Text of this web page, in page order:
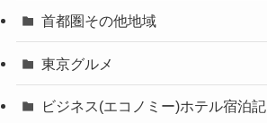
首都圏その他地域
東京グルメ
ビジネス(エコノミー)ホテル宿泊記